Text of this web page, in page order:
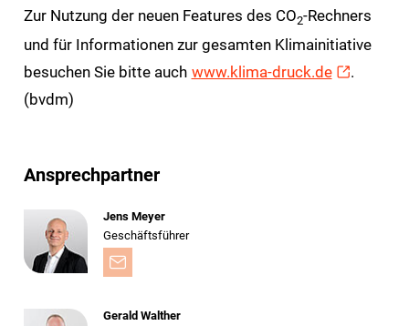
Zur Nutzung der neuen Features des CO2-Rechners
und für Informationen zur gesamten Klimainitiative
besuchen Sie bitte auch www.klima-druck.de
.
(bvdm)
Ansprechpartner
Jens Meyer
Geschäftsführer
Gerald Walther